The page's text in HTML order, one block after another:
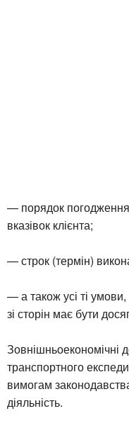
— порядок
вказівок клієнта;
— строк (термін)
— а також усі ті
зі сторін має бути
Зовнішньоекономічні
транспортного
вимогам
діяльність.